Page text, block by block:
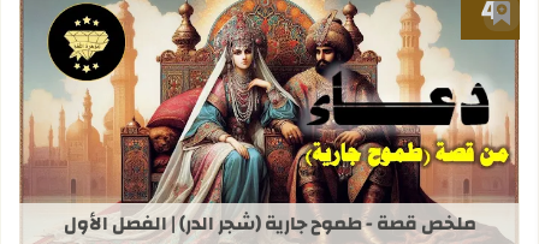
أضف إلى العلامات المرجعية
قراءة المزيد عن ملخص قصة - طموح
ملخص قصة - طموح جارية (شجر الدر) | الفصل الأول